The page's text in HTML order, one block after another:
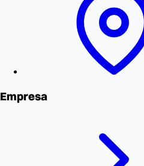
Empresa